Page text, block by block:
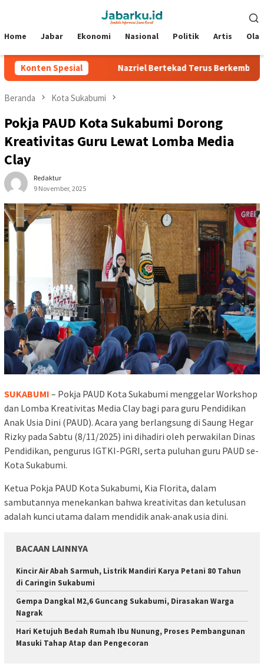
Mobile
Home Jabar Ekonomi Nasional Politik Artis
Konten SpesialNazriel Bertekad Terus Berkembang, Siap
Beranda Kota Sukabumi
Pokja PAUD Kota Sukabumi Dorong
Kreativitas Guru Lewat Lomba Media
Clay
Redaktur
9 November, 2025
SUKABUMI – Pokja PAUD Kota Sukabumi menggelar Workshop
dan Lomba Kreativitas Media Clay bagi para guru Pendidikan
Anak Usia Dini (PAUD). Acara yang berlangsung di Saung Hegar
Rizky pada Sabtu (8/11/2025) ini dihadiri oleh perwakilan Dinas
Pendidikan, pengurus IGTKI-PGRI, serta puluhan guru PAUD se-
Kota Sukabumi.
Ketua Pokja PAUD Kota Sukabumi, Kia Florita, dalam
sambutannya menekankan bahwa kreativitas dan ketulusan
adalah kunci utama dalam mendidik anak-anak usia dini.
BACAAN LAINNYA
Kincir Air Abah Sarmuh, Listrik Mandiri Karya Petani 80 Tahun
di Caringin Sukabumi
Gempa Dangkal M2,6 Guncang Sukabumi, Dirasakan Warga
Nagrak
Hari Ketujuh Bedah Rumah Ibu Nunung, Proses Pembangunan
Masuki Tahap Atap dan Pengecoran